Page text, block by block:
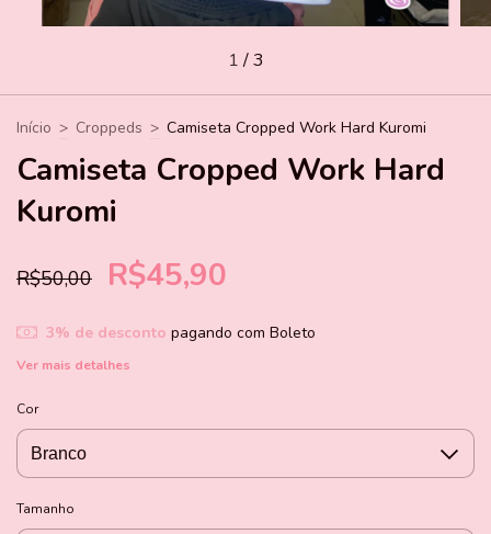
1/3
Início > Croppeds > Camiseta Cropped Work Hard Kuromi
Camiseta Cropped Work Hard
Kuromi
R$50,00 R$45,90
3% de desconto pagando com Boleto
Ver mais detalhes
Cor
Tamanho